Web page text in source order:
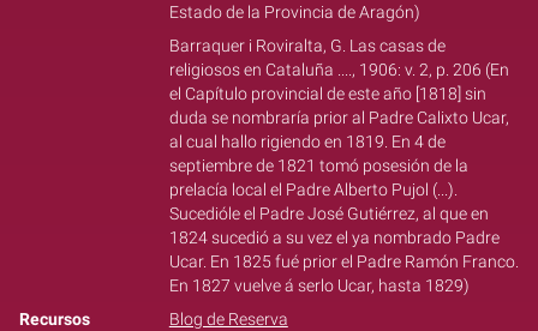
Estado de la Provincia de Aragón)
Barraquer i Roviralta, G. Las casas de
religiosos en Cataluña ...., 1906: v. 2, p. 206 (En
el Capítulo provincial de este año [1818] sin
duda se nombraría prior al Padre Calixto Ucar,
al cual hallo rigiendo en 1819. En 4 de
septiembre de 1821 tomó posesión de la
prelacía local el Padre Alberto Pujol (...).
Sucedióle el Padre José Gutiérrez, al que en
1824 sucedió a su vez el ya nombrado Padre
Ucar. En 1825 fué prior el Padre Ramón Franco.
En 1827 vuelve á serlo Ucar, hasta 1829)
Recursos
Blog de Reserva